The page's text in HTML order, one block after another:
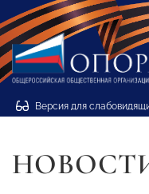
Версия для